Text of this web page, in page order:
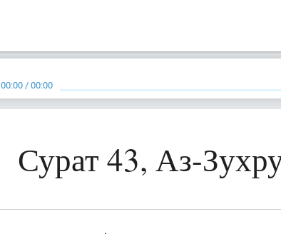
00:00 /00:00
Сурат 43, Аз-